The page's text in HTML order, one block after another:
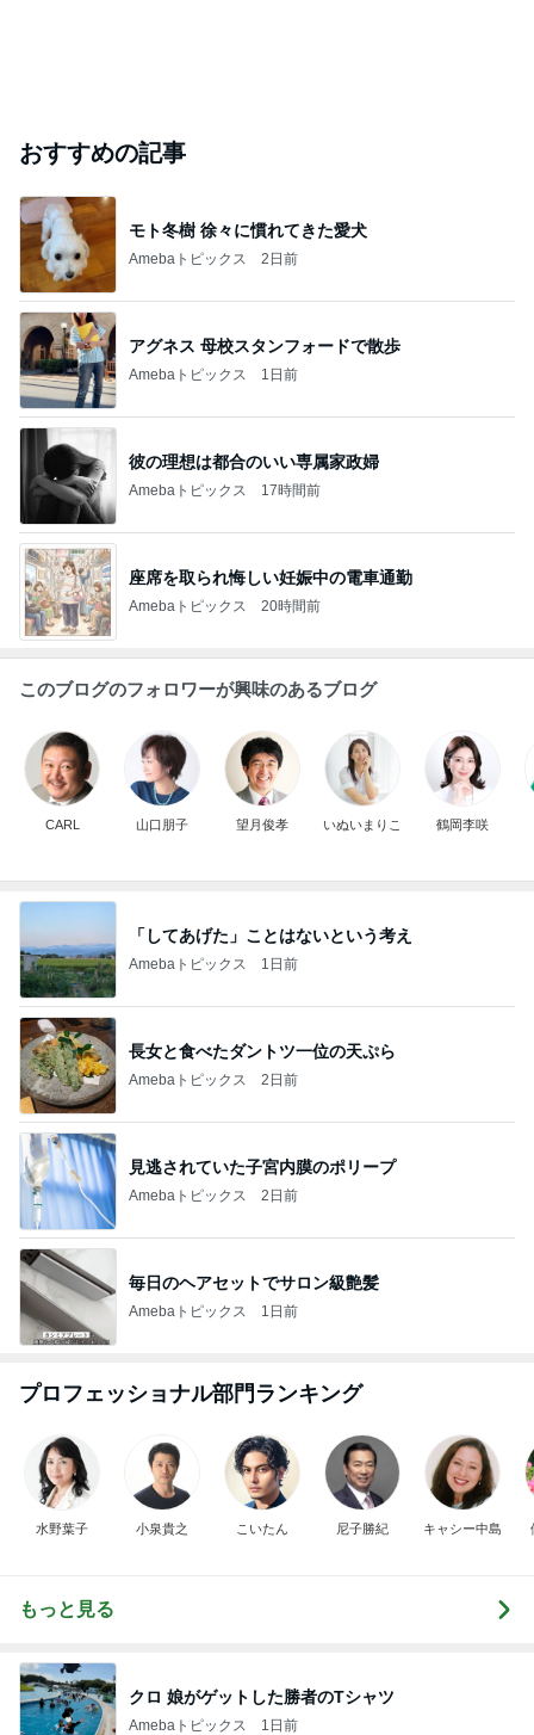
おすすめの記事
モト冬樹 徐々に慣れてきた愛犬
Amebaトピックス 2日前
アグネス 母校スタンフォードで散歩
Amebaトピックス 1日前
彼の理想は都合のいい専属家政婦
Amebaトピックス 17時間前
座席を取られ悔しい妊娠中の電車通勤
Amebaトピックス 20時間前
このブログのフォロワーが興味のあるブログ
CARL 山口朋子 望月俊孝 いぬいまりこ 鶴岡李咲
「してあげた」ことはないという考え
Amebaトピックス 1日前
長女と食べたダントツ一位の天ぷら
Amebaトピックス 2日前
見逃されていた子宮内膜のポリープ
Amebaトピックス 2日前
毎日のヘアセットでサロン級艶髪
Amebaトピックス 1日前
プロフェッショナル部門ランキング
水野葉子 小泉貴之 こいたん 尼子勝紀 キャシー中島
もっと見る
クロ 娘がゲットした勝者のTシャツ
Amebaトピックス 1日前